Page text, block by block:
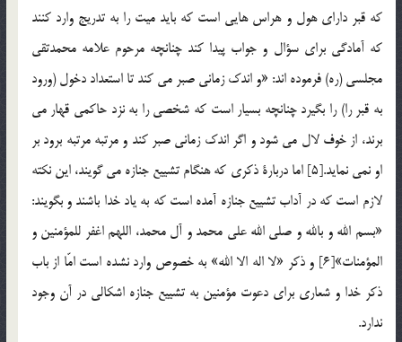
كه قبر داراي هول و هراس هايي است كه بايد ميت را به تدريج وارد كنند
كه آمادگي براي سؤال و جواب پيدا كند چنانچه مرحوم علامه محمدتقي
مجلسي (ره) فرموده اند: «و اندك زماني صبر مي كند تا استعداد دخول (ورود
به قبر را) را بگيرد چنانچه بسيار است كه شخصي را به نزد حاكمي قهار مي
برند، از خوف لال مي شود و اگر اندك زماني صبر كند و مرتبه مرتبه برود بر
او نمي نمايد.[5] اما دربارة ذكري كه هنگام تشييع جنازه مي گويند، اين نكته
لازم است كه در آداب تشييع جنازه آمده است كه به ياد خدا باشند و بگويند:
«بسم الله و بالله و صلي الله علي محمد و آل محمد، اللهم اغفر للمؤمنين و
المؤمنات»[6] و ذكر «لا اله الا الله» به خصوص وارد نشده است امّا از باب
ذكر خدا و شعاري براي دعوت مؤمنين به تشييع جنازه اشكالي در آن وجود
ندارد.